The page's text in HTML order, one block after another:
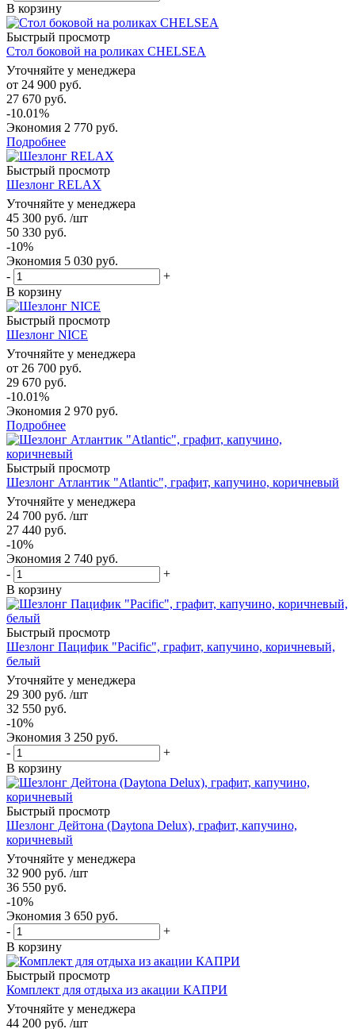
В корзину
Быстрый просмотр
Стол боковой на роликах CHELSEA
Уточняйте у менеджера
от 24 900 руб.
27 670 руб.
-10.01%
Экономия 2 770 руб.
Подробнее
Быстрый просмотр
Шезлонг RELAX
Уточняйте у менеджера
45 300 руб. /шт
50 330 руб.
-10%
Экономия 5 030 руб.
-
+
В корзину
Быстрый просмотр
Шезлонг NICE
Уточняйте у менеджера
от 26 700 руб.
29 670 руб.
-10.01%
Экономия 2 970 руб.
Подробнее
Быстрый просмотр
Шезлонг Атлантик "Atlantic", графит, капучино, коричневый
Уточняйте у менеджера
24 700 руб. /шт
27 440 руб.
-10%
Экономия 2 740 руб.
-
+
В корзину
Быстрый просмотр
Шезлонг Пацифик "Pacific", графит, капучино, коричневый,
белый
Уточняйте у менеджера
29 300 руб. /шт
32 550 руб.
-10%
Экономия 3 250 руб.
-
+
В корзину
Быстрый просмотр
Шезлонг Дейтона (Daytona Delux), графит, капучино,
коричневый
Уточняйте у менеджера
32 900 руб. /шт
36 550 руб.
-10%
Экономия 3 650 руб.
-
+
В корзину
Быстрый просмотр
Комплект для отдыха из акации КАПРИ
Уточняйте у менеджера
44 200 руб. /шт